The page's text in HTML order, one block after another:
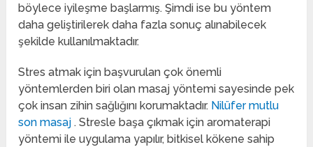
böylece iyileşme başlarmış. Şimdi ise bu yöntem
daha geliştirilerek daha fazla sonuç alınabilecek
şekilde kullanılmaktadır.
Stres atmak için başvurulan çok önemli
yöntemlerden biri olan masaj yöntemi sayesinde pek
çok insan zihin sağlığını korumaktadır. Nilüfer mutlu
son masaj. Stresle başa çıkmak için aromaterapi
yöntemi ile uygulama yapılır, bitkisel kökene sahip